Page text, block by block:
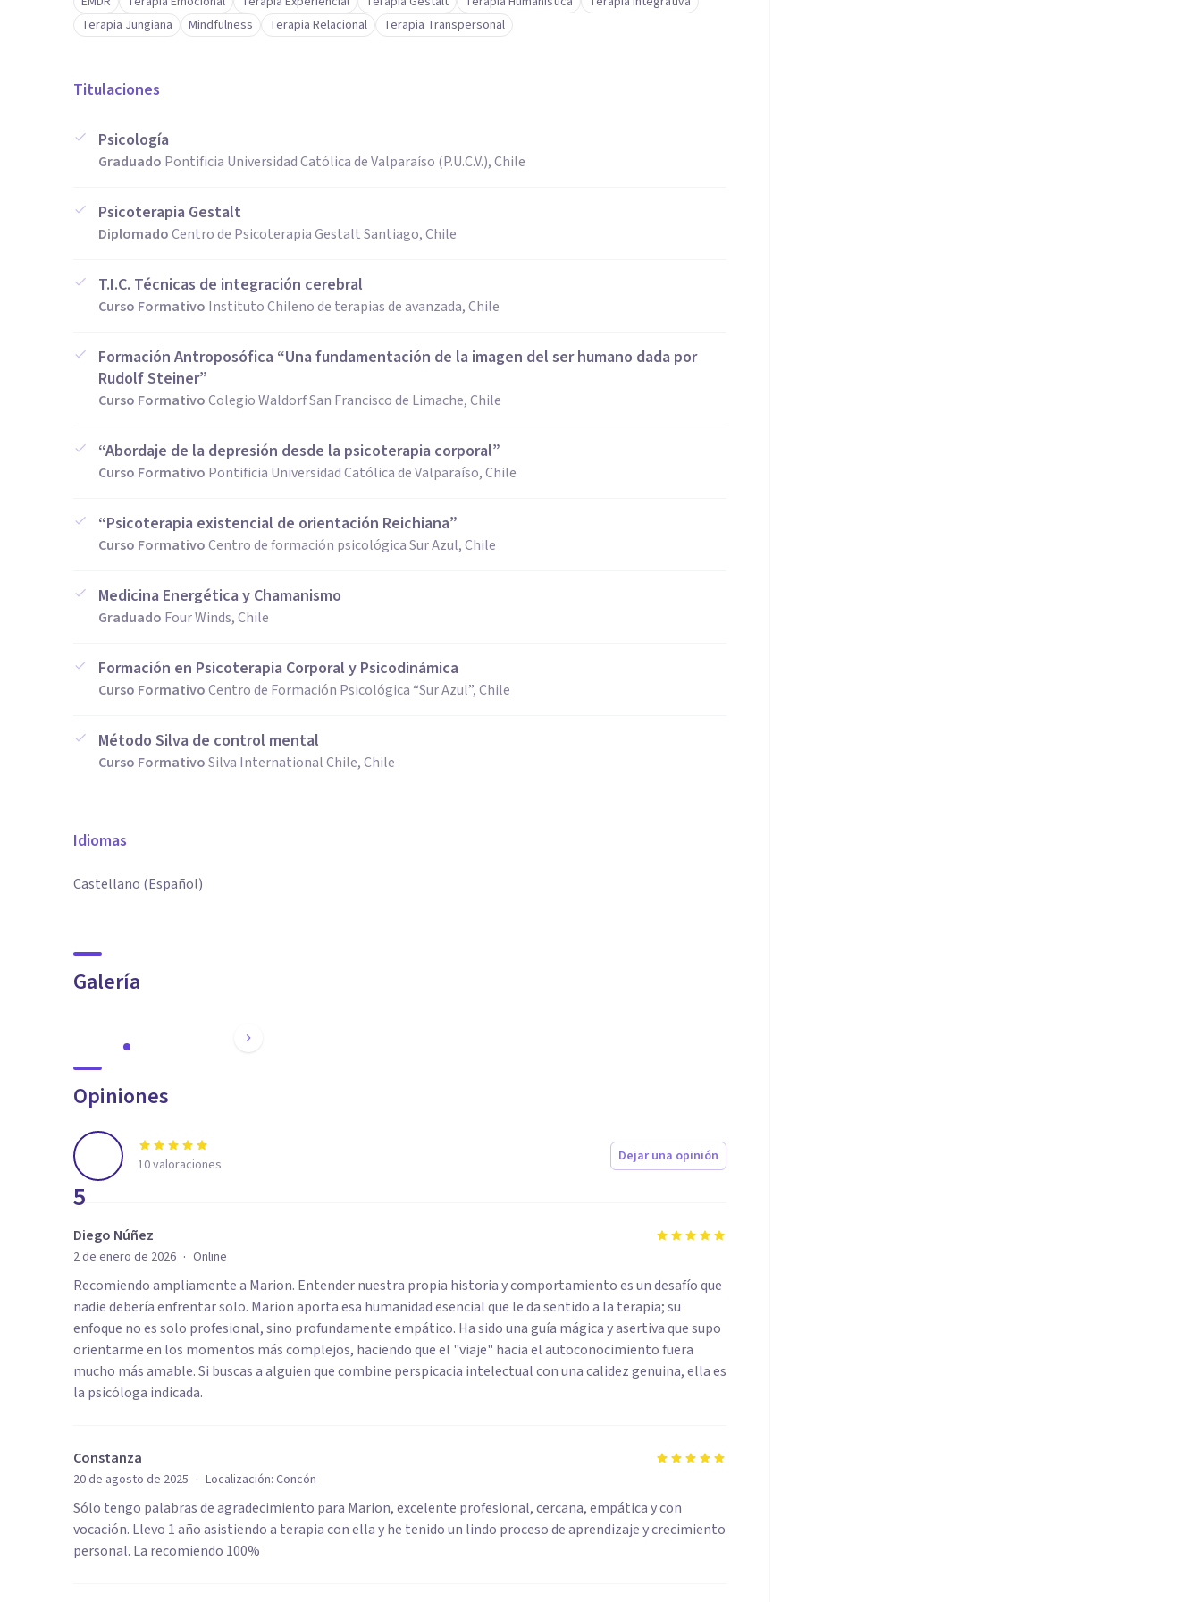
🌿También cuento con Flores de Bach para apoyar el proceso de sanación emocional y energético.
Terapia Jungiana
Mindfulness Terapia Relacional Terapia Transpersonal
Titulaciones
Psicología
Graduado Pontificia Universidad Católica de Valparaíso (P.U.C.V.), Chile
Psicoterapia Gestalt
DiplomadoCentro de Psicoterapia Gestalt Santiago, Chile
T.I.C. Técnicas de integración cerebral
Curso Formativo Instituto Chileno de terapias de avanzada, Chile
Formación Antroposófica “Una fundamentación de la imagen del ser humano dada por
Rudolf Steiner”
Curso FormativoColegio Waldorf San Francisco de Limache, Chile
“Abordaje de la depresión desde la psicoterapia corporal”
Curso Formativo Pontificia Universidad Católica de Valparaíso, Chile
“Psicoterapia existencial de orientación Reichiana”
Curso FormativoCentro de formación psicológica Sur Azul, Chile
Medicina Energética y Chamanismo
Graduado Four Winds, Chile
Formación en Psicoterapia Corporal y Psicodinámica
Curso FormativoCentro de Formación Psicológica “Sur Azul”, Chile
Método Silva de control mental
Curso FormativoSilva International Chile, Chile
Idiomas
Castellano (Español)
Galería
Opiniones
5
10valoraciones Dejar una opinión
Diego Núñez
2 de enero de 2026 · Online
Recomiendo ampliamente a Marion. Entender nuestra propia historia y comportamiento es un desafío que
nadie debería enfrentar solo. Marion aporta esa humanidad esencial que le da sentido a la terapia; su
enfoque no es solo profesional, sino profundamente empático. Ha sido una guía mágica y asertiva que supo
orientarme en los momentos más complejos, haciendo que el "viaje" hacia el autoconocimiento fuera
mucho más amable. Si buscas a alguien que combine perspicacia intelectual con una calidez genuina, ella es
la psicóloga indicada.
Constanza
20 de agosto de 2025 · Localización: Concón
Sólo tengo palabras de agradecimiento para Marion, excelente profesional, cercana, empática y con
vocación. Llevo 1 año asistiendo a terapia con ella y he tenido un lindo proceso de aprendizaje y crecimiento
personal. La recomiendo 100%